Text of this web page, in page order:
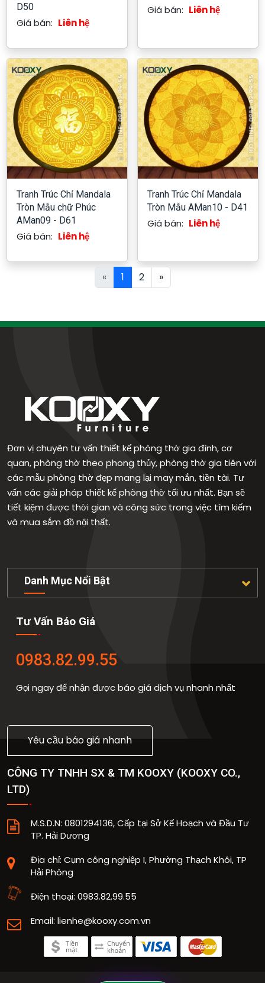
D50
Giá bán: Liên hệ
Giá bán: Liên hệ
Tranh Trúc Chỉ Mandala
Tròn Mẫu chữ Phúc
AMan09 - D61
Giá bán: Liên hệ
Tranh Trúc Chỉ Mandala
Tròn Mẫu AMan10 - D41
Giá bán: Liên hệ
« 1 2 »
Đơn vị chuyên tư vấn thiết kế phòng thờ gia đình, cơ
quan, phòng thờ theo phong thủy, phòng thờ gia tiên với
các mẫu phòng thờ đẹp mang lại may mắn, tiền tài. Tư
vấn các giải pháp thiết kế phòng thờ tối ưu nhất. Bạn sẽ
tiết kiệm được thời gian và công sức trong việc tìm kiếm
và mua sắm đồ nội thất.
Danh Mục Nổi Bật
Tư Vấn Báo Giá
0983.82.99.55
Gọi ngay để nhận được báo giá dịch vụ nhanh nhất
Yêu cầu báo giá nhanh
CÔNG TY TNHH SX & TM KOOXY (KOOXY CO.,
LTD)
M.S.D.N: 0801294136, Cấp tại Sở Kế Hoạch và Đầu Tư
TP. Hải Dương
Địa chỉ: Cụm công nghiệp I, Phường Thạch Khôi, TP
Hải Phòng
Điện thoại: 0983.82.99.55
Email: lienhe@kooxy.com.vn